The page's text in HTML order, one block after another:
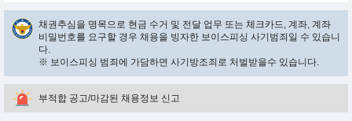
채권추심을 명목으로 현금 수거 및 전달 업무 또는 체크카드, 계좌, 계좌
비밀번호를 요구할 경우 채용을 빙자한 보이스피싱 사기범죄일 수 있습니
다.
※ 보이스피싱 범죄에 가담하면 사기방조죄로 처벌받을수 있습니다.
부적합 공고/마감된 채용정보 신고